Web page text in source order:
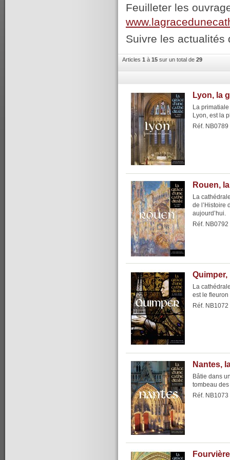
Feuilleter les
Suivre les
Articles 1 à 15 sur un total de 29
Lyon, la
La
Lyon, est la
Réf. NB0789
Rouen,
La
de l’Histoire
aujourd’hui.
Réf. NB0792
La
est le fleuron
Réf. NB1072
Nantes,
Bâtie dans
tombeau
Réf. NB1073